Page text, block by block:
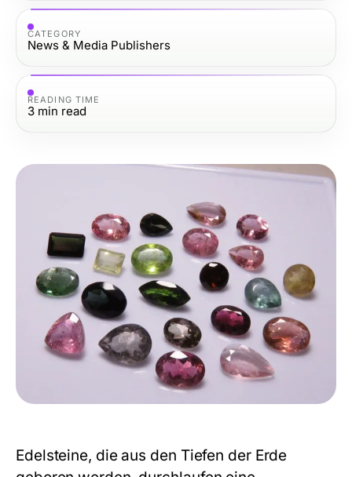
CATEGORY
News & Media Publishers
READING TIME
3 min read
Edelsteine, die aus den Tiefen der Erde